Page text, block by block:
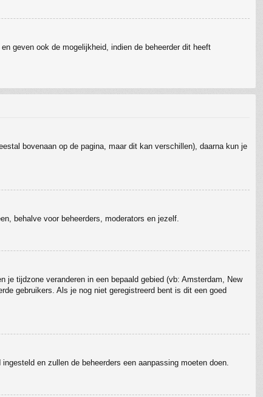
geven ook de mogelijkheid, indien de beheerder dit heeft
bovenaan op de pagina, maar dit kan verschillen), daarna kun je
behalve voor beheerders, moderators en jezelf.
tijdzone veranderen in een bepaald gebied (vb: Amsterdam, New
gebruikers. Als je nog niet geregistreerd bent is dit een goed
en zullen de beheerders een aanpassing moeten doen.